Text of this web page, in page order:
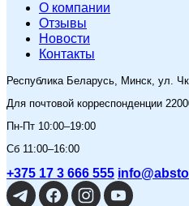
O компании
Отзывы
Новости
Контакты
Республика Беларусь, Минск, ул.
Для почтовой корреспонденции
Пн-Пт 10:00–19:00
Сб 11:00–16:00
+375 17 3 666 555